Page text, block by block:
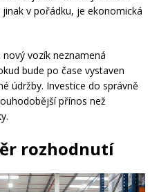
v pořádku, je ekonomická
vozík neznamená
bude po čase vystaven
údržby. Investice do správně
přínos než
rozhodnutí